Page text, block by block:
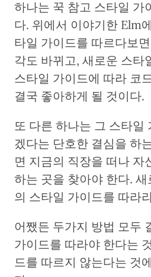
하나는 꾹 참고 스타일 가
다. 위에서 이야기한 Elm
타일 가이드를 따르다보
각도 바뀌고, 새로운 스타
스타일 가이드에 따라 코
결국 좋아하게 될 것이다.
또 다른 하나는 그 스타일
겠다는 단호한 결심을 하
면 지금의 직장을 떠나 자
하는 곳을 찾아야 한다.
의 스타일 가이드를 따라
어쨌든 두가지 방법 모두
가이드를 따라야 한다는
드를 따르지 않는다는 것